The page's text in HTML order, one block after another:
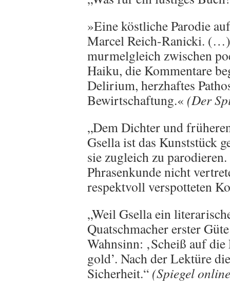
»Eine köstliche Parodie
Marcel Reich-Ranicki.
murmelgleich zwischen
Haiku, die Kommentare
Delirium, herzhaftes
Bewirtschaftung.« (Der
„Dem Dichter und
Gsella ist das Kunststück
sie zugleich zu
Phrasenkunde nicht
respektvoll verspotteten
„Weil Gsella ein
Quatschmacher erster
Wahnsinn: ‚Scheiß auf die
gold’. Nach der Lektüre
Sicherheit.“ (Spiegel